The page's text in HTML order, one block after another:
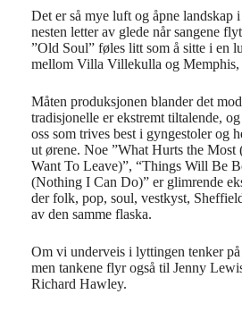
Det er så mye luft og åpne landskap
nesten letter av glede når sangene
”Old Soul” føles litt som å sitte i en
mellom Villa Villekulla og Memphis,
Måten produksjonen blander det
tradisjonelle er ekstremt tiltalende,
oss som trives best i gyngestoler og
ut ørene. Noe ”What Hurts the
Want To Leave)”, “Things Will Be
(Nothing I Can Do)” er glimrende
der folk, pop, soul, vestkyst,
av den samme flaska.
Om vi underveis i lyttingen tenker
men tankene flyr også til Jenny
Richard Hawley.